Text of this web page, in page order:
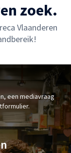
zoek.
Vlaanderen
een mediavraag